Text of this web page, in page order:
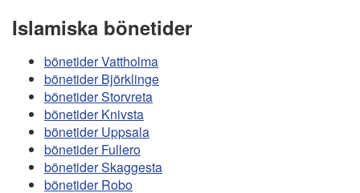
Islamiska bönetider
bönetider Vattholma
bönetider Björklinge
bönetider Storvreta
bönetider Knivsta
bönetider Uppsala
bönetider Fullero
bönetider Skaggesta
bönetider Robo